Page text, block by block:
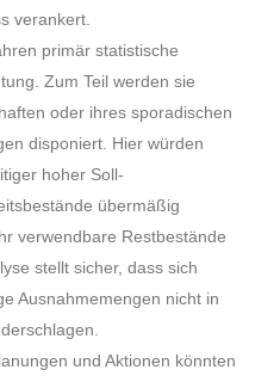
verankert.
primär statistische
Zum Teil werden sie
oder ihres sporadischen
disponiert. Hier würden
hoher Soll-
übermäßig
verwendbare Restbestände
stellt sicher, dass sich
Ausnahmemengen nicht in
und Aktionen könnten